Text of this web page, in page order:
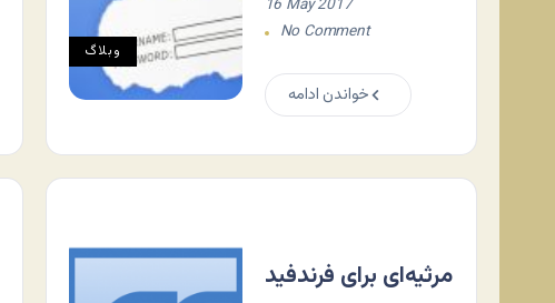
وبلاگ
No Comment
خواندن ادامه
مرثیه‌ای برای فرندفید